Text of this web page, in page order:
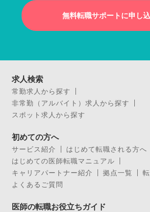
無料転職サポートに申し
求人検索
常勤求人から探す
非常勤（アルバイト）求人から探す
スポット求人から探す
初めての方へ
サービス紹介
はじめて転職される方へ
はじめての医師転職マニュアル
キャリアパートナー紹介
拠点一覧
よくあるご質問
医師の転職お役立ちガイド